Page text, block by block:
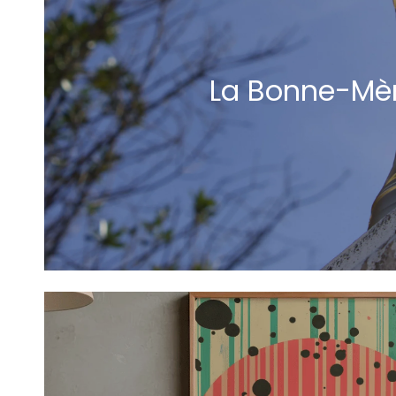
La Bonne-